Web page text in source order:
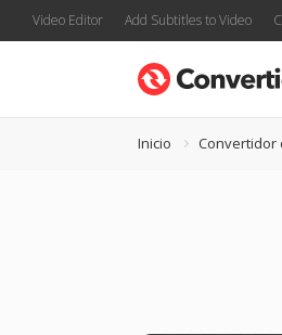
Video Editor Add Subtitles to Video
Inicio Convertidor